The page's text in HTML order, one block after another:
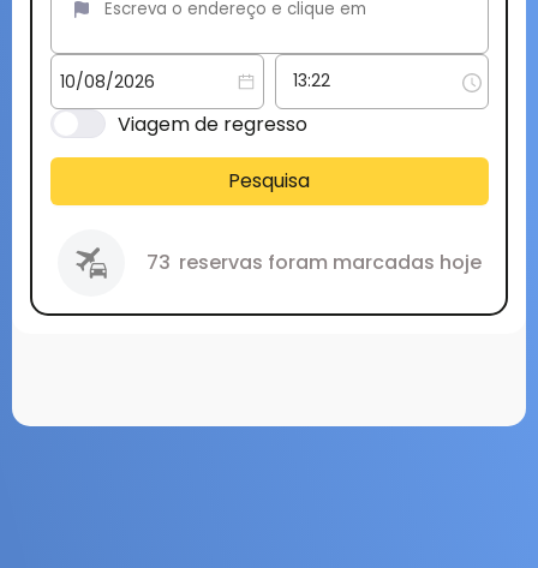
Viagem de regresso
Pesquisa
73 reservas foram marcadas hoje